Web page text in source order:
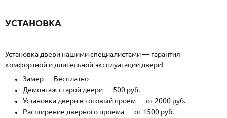
УСТАНОВКА
Установка двери нашими специалистами — гарантия
комфортной и длительной эксплуатации двери!
Замер — Бесплатно
Демонтаж старой двери — 500 руб.
Установка двери в готовый проем — от 2000 руб.
Расширение дверного проема — от 1500 руб.